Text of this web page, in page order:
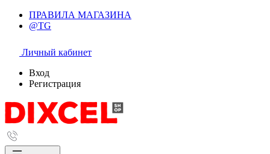
ПРАВИЛА МАГАЗИНА
@TG
Личный кабинет
Вход
Регистрация